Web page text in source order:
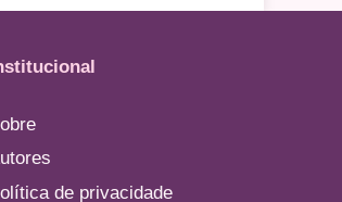
de privacidade